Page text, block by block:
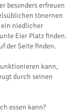
besonders erfreuen
tönernen
ein niedlicher
Eier Platz finden.
der Seite finden.
kann,
durch seinen
essen kann?